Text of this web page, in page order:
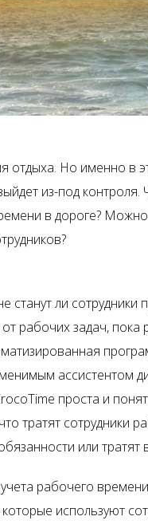
отдыха. Но именно в
из-под
в дороге?
станут ли
рабочих задач, пока
ассистентом
проста и
тратят сотрудники
или
рабочего
используют